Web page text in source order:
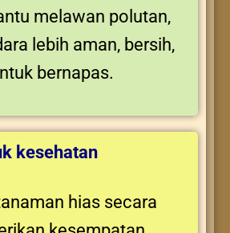
melawan polutan,
lebih aman, bersih,
bernapas.
kesehatan
hias secara